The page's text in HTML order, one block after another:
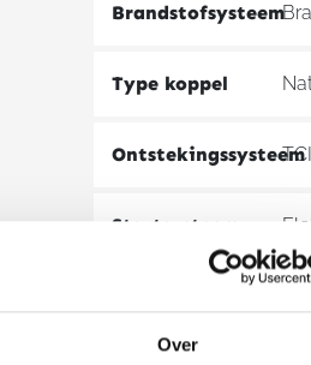
Over
Brandstofsysteem
Type koppel
Ontstekingssysteem
TCI
Startsysteem